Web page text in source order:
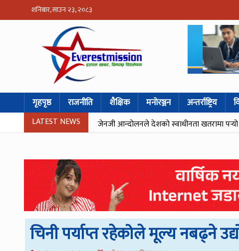
शनिबार, साउन २३, २०८३
गृहपृष्ठ राजनीति शैक्षिक मनोरञ्जन अन्तर्राष्ट्रिय
LATEST NEWS जेनजी आन्दोलनले देशको स्वाधीनता खतरामा
चिनी पर्याप्त रहेकोले मूल्य नबढ्ने